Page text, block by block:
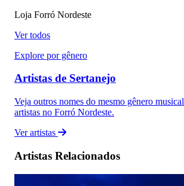
Loja Forró Nordeste
Ver todos
Explore por gênero
Artistas de Sertanejo
Veja outros nomes do mesmo gênero
artistas no Forró Nordeste.
Ver artistas
Artistas Relacionados